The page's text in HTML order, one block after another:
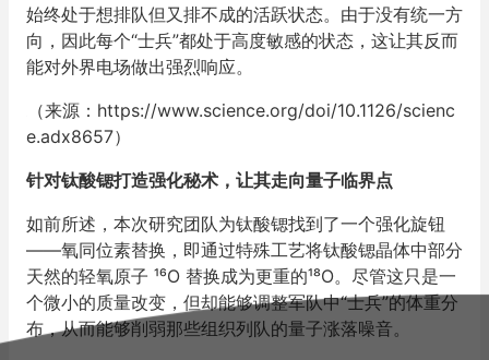
始终处于想排队但又排不成的活跃状态。由于没有统一方
向，因此每个“士兵”都处于高度敏感的状态，这让其反而
能对外界电场做出强烈响应。
（来源：https://www.science.org/doi/10.1126/scienc
e.adx8657）
针对钛酸锶打造强化秘术，让其走向量子临界点
如前所述，本次研究团队为钛酸锶找到了一个强化旋钮
——氧同位素替换，即通过特殊工艺将钛酸锶晶体中部分
天然的轻氧原子 ¹⁶O 替换成为更重的¹⁸O。尽管这只是一
个微小的质量改变，但却能够调整军队中“士兵”的体重分
布，从而能够削弱那些组织列队的量子涨落噪音。